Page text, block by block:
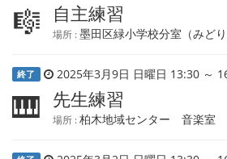
🎼 自主練習
場所 :墨田区緑小学校分室（みど
終了 2025年3月9日 日曜日 13:30 ～
🎹 先生練習
場所 :柏木地域センター 音楽